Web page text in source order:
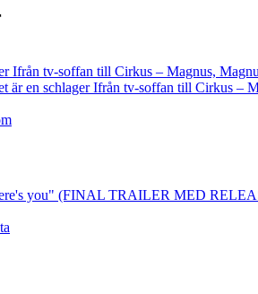
Ifrån tv-soffan till Cirkus – Magnus,
är en schlager Ifrån tv-soffan till Cirkus –
you" (FINAL TRAILER MED